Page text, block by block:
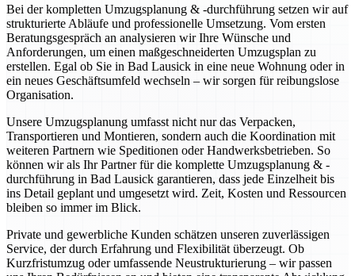
Bei der kompletten Umzugsplanung & -durchführung setzen wir auf
strukturierte Abläufe und professionelle Umsetzung. Vom ersten
Beratungsgespräch an analysieren wir Ihre Wünsche und
Anforderungen, um einen maßgeschneiderten Umzugsplan zu
erstellen. Egal ob Sie in Bad Lausick in eine neue Wohnung oder in
ein neues Geschäftsumfeld wechseln – wir sorgen für reibungslose
Organisation.
Unsere Umzugsplanung umfasst nicht nur das Verpacken,
Transportieren und Montieren, sondern auch die Koordination mit
weiteren Partnern wie Speditionen oder Handwerksbetrieben. So
können wir als Ihr Partner für die komplette Umzugsplanung & -
durchführung in Bad Lausick garantieren, dass jede Einzelheit bis
ins Detail geplant und umgesetzt wird. Zeit, Kosten und Ressourcen
bleiben so immer im Blick.
Private und gewerbliche Kunden schätzen unseren zuverlässigen
Service, der durch Erfahrung und Flexibilität überzeugt. Ob
Kurzfristumzug oder umfassende Neustrukturierung – wir passen